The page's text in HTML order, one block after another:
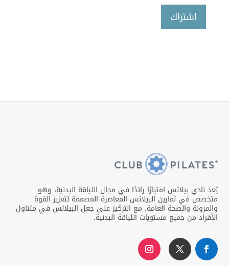
اشتراك
يُعد نادي بيلاتس امتيازًا رائدًا في مجال اللياقة البدنية، وهو
متخصص في تمارين البيلاتس المعاصرة المصممة لتعزيز القوة
والمرونة والصحة العامة. مع التركيز على جعل البيلاتس في متناول
الأفراد من جميع مستويات اللياقة البدنية.